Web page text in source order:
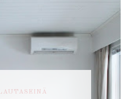
LAUTASEINÄ